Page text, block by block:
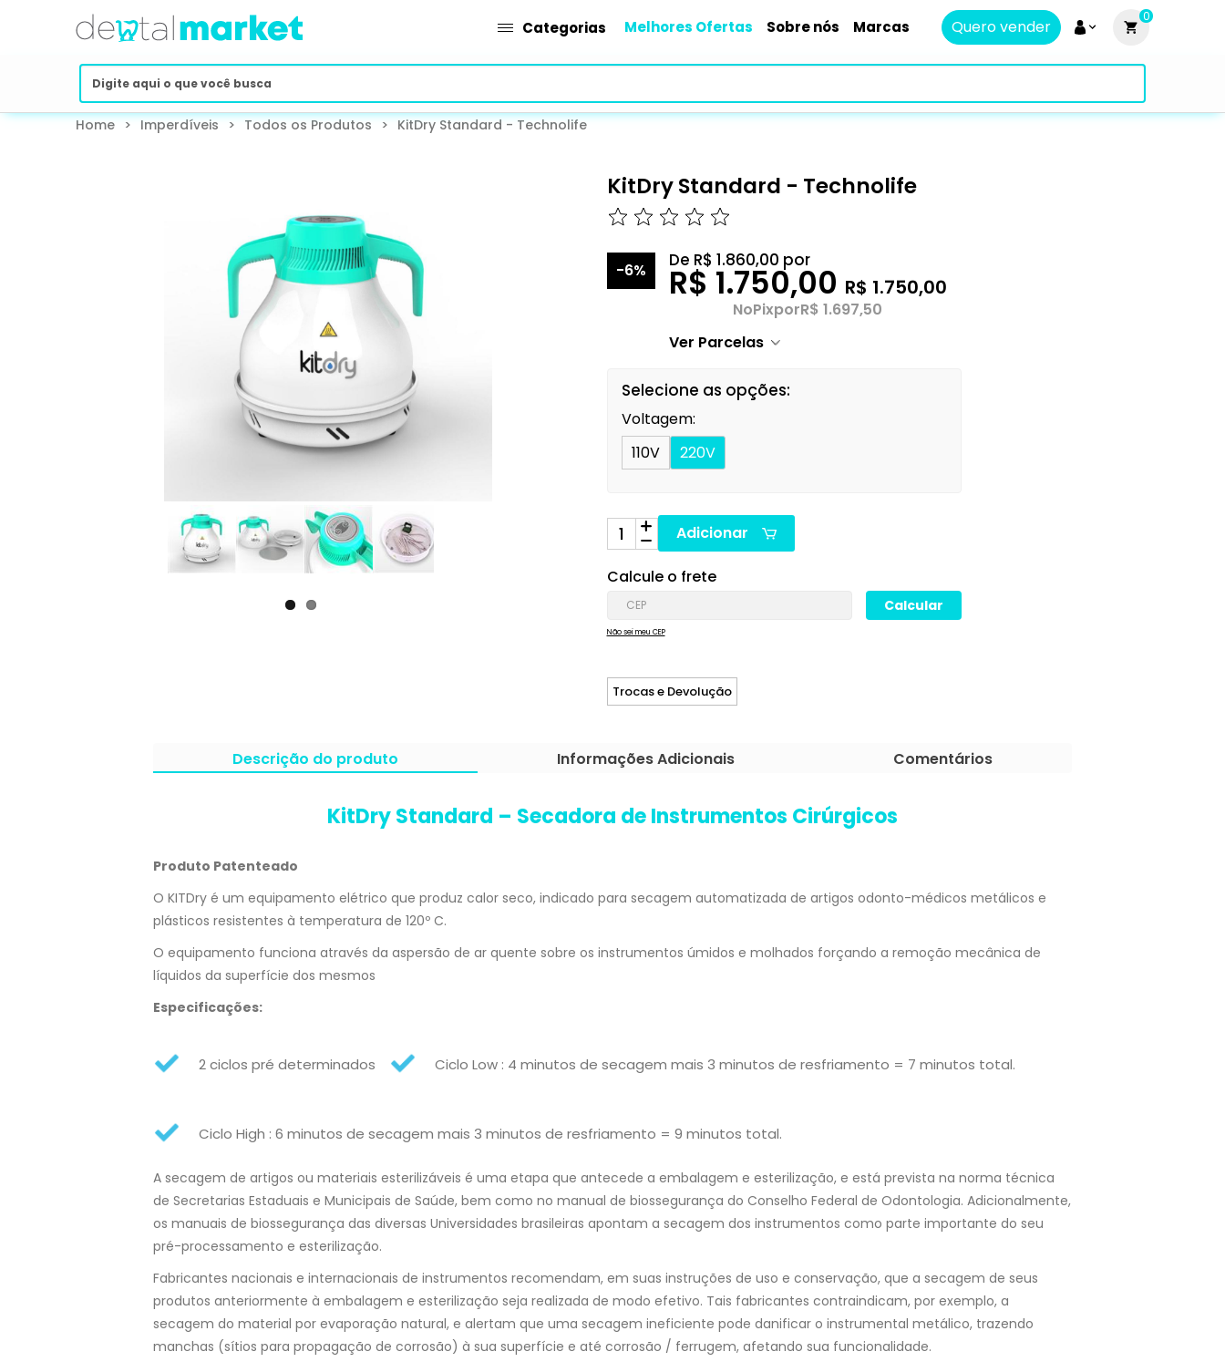
Categorias Melhores Ofertas Sobre nós Marcas Quero vender
0
Home > Imperdíveis > Todos os Produtos > KitDry Standard - Technolife
KitDry Standard - Technolife
-6% De R$ 1.860,00 por
R$ 1.750,00 R$ 1.750,00
NoPixporR$ 1.697,50
Ver Parcelas
Selecione as opções:
Voltagem:
110V
220V
Adicionar
Calcule o frete
Não sei meu CEP
Trocas e Devolução
Descrição do produto Informações Adicionais Comentários
KitDry Standard – Secadora de Instrumentos Cirúrgicos
Produto Patenteado
O KITDry é um equipamento elétrico que produz calor seco, indicado para secagem automatizada de artigos odonto-médicos metálicos e
plásticos resistentes à temperatura de 120º C.
O equipamento funciona através da aspersão de ar quente sobre os instrumentos úmidos e molhados forçando a remoção mecânica de
líquidos da superfície dos mesmos
Especi­ficações:
2 ciclos pré determinados Ciclo Low : 4 minutos de secagem mais 3 minutos de resfriamento = 7 minutos total.
Ciclo High : 6 minutos de secagem mais 3 minutos de resfriamento = 9 minutos total.
A secagem de artigos ou materiais esterilizáveis é uma etapa que antecede a embalagem e esterilização, e está prevista na norma técnica
de Secretarias Estaduais e Municipais de Saúde, bem como no manual de biossegurança do Conselho Federal de Odontologia. Adicionalmente,
os manuais de biossegurança das diversas Universidades brasileiras apontam a secagem dos instrumentos como parte importante do seu
pré-processamento e esterilização.
Fabricantes nacionais e internacionais de instrumentos recomendam, em suas instruções de uso e conservação, que a secagem de seus
produtos anteriormente à embalagem e esterilização seja realizada de modo efetivo. Tais fabricantes contraindicam, por exemplo, a
secagem do material por evaporação natural, e alertam que uma secagem ineficiente pode danificar o instrumental metálico, trazendo
manchas (sítios para propagação de corrosão) à sua superfície e até corrosão / ferrugem, afetando sua funcionalidade.